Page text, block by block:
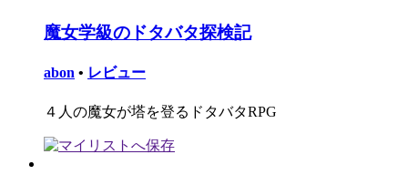
魔女学級のドタバタ探検記
abon • レビュー
４人の魔女が塔を登るドタバタRPG